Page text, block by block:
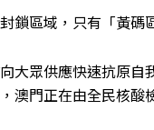
鎖區域，只有「黃
大眾供應快速抗原
澳門正在由全民核酸